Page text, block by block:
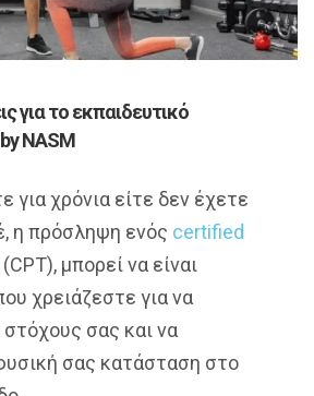
για το εκπαιδευτικό
NASM
για χρόνια είτε δεν έχετε
η πρόσληψη ενός certified
(CPT), μπορεί να είναι
χρειάζεστε για να
σας και να
σας κατάσταση στο